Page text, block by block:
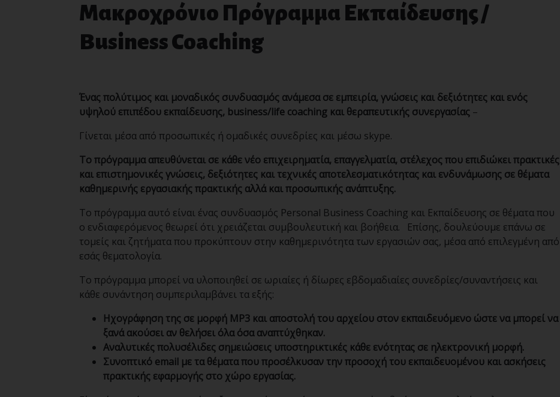
Μακροχρόνιο Πρόγραμμα Εκπαίδευσης /
Business Coaching
Ένας πολύτιμος και μοναδικός συνδυασμός ανάμεσα σε εμπειρία, γνώσεις και δεξιότητες και ενός
υψηλού επιπέδου εκπαίδευσης, business/life coaching και θεραπευτικής συνεργασίας –
Γίνεται μέσα από προσωπικές ή ομαδικές συνεδρίες και μέσω skype.
Το πρόγραμμα απευθύνεται σε κάθε νέο επιχειρηματία, επαγγελματία, στέλεχος που επιδιώκει πρακτικές
και επιστημονικές γνώσεις, δεξιότητες και τεχνικές αποτελεσματικότητας και ενδυνάμωσης σε θέματα
καθημερινής εργασιακής πρακτικής αλλά και προσωπικής ανάπτυξης.
Το πρόγραμμα αυτό είναι ένας συνδυασμός Personal Business Coaching και Εκπαίδευσης σε θέματα που
ο ενδιαφερόμενος θεωρεί ότι χρειάζεται συμβουλευτική και βοήθεια. Επίσης, δουλεύουμε επάνω σε
τομείς και ζητήματα που προκύπτουν στην καθημερινότητα των εργασιών σας, μέσα από επιλεγμένη από
εσάς θεματολογία.
Το πρόγραμμα μπορεί να υλοποιηθεί σε ωριαίες ή δίωρες εβδομαδιαίες συνεδρίες/συναντήσεις και
κάθε συνάντηση συμπεριλαμβάνει τα εξής:
Ηχογράφηση της σε μορφή MP3 και αποστολή του αρχείου στον εκπαιδευόμενο ώστε να μπορεί να
ξανά ακούσει αν θελήσει όλα όσα αναπτύχθηκαν.
Αναλυτικές πολυσέλιδες σημειώσεις υποστηρικτικές κάθε ενότητας σε ηλεκτρονική μορφή.
Συνοπτικό email με τα θέματα που προσέλκυσαν την προσοχή του εκπαιδευομένου και ασκήσεις
πρακτικής εφαρμογής στο χώρο εργασίας.